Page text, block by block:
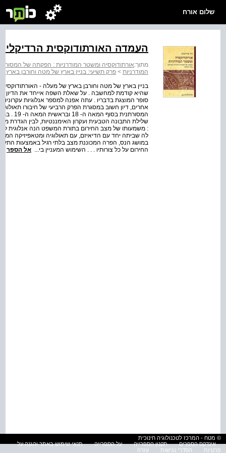
שלום אורח
העמדה האורתודוקסית
מתוך:אורתודוקסיה ומשטר המודרניות : הפקתה של
המודרניות > פרק תשיעי: בניין בארץ של מטה וחורבן בארץ
שהיא קודמת למחשבה . על שאלת השפה אייחד את הדיון
סופר המוצגת בדבריו . עתה אפנה למספר אנלוגיות
אחרים, דיון חשוב במסגרת הפרק הרביעי של חיבורו
שלילת התבונה הטבעית ועקרון האימננטיות, לבין
: משמעותו של מצב החירום בתורת המשפט הנה אנלוגית
לה שביתה יחד עם הדיאיזם, עם תאולוגיה ומטאפיזיקה
במושג הנס, הפרה המכוננת מצב בלתי רגיל באמצעות
החירום על כל צורותיו . . . השימוש המעניין בי... אל הספר
© מטח - המרכז לטכנולוגיה חינוכית
אינדקס הספרים
תקנון הספרייה על הספרייה
תנאי שימוש באתר והגנה על
פרטיות
הסדרי נגישות עזרה